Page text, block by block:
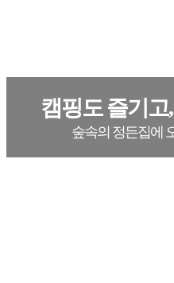
캠핑도 즐기
숲속의 정든집에